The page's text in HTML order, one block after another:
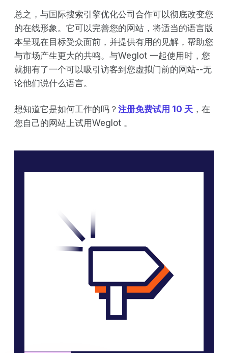
总之，与国际搜索引擎优化公司合作可以彻底改变您
的在线形象。它可以完善您的网站，将适当的语言版
本呈现在目标受众面前，并提供有用的见解，帮助您
与市场产生更大的共鸣。与Weglot 一起使用时，您
就拥有了一个可以吸引访客到您虚拟门前的网站--无
论他们说什么语言。
想知道它是如何工作的吗？ 注册免费试用 10 天 ，在
您自己的网站上试用Weglot 。